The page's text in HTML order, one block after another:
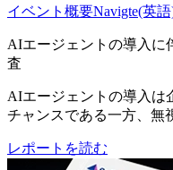
イベント概要Navigte(英
AIエージェントの導入に
査
AIエージェントの導入は
チャンスである一方、無
レポートを読む